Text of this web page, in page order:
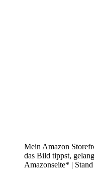
Mein Amazon
das Bild tippst,
Amazonseite* |